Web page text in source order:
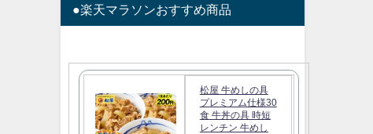
●楽天マラソンおすすめ商品
松屋 牛めしの具
プレミアム仕様30
食 牛丼の具 時短
レンチン 牛めし